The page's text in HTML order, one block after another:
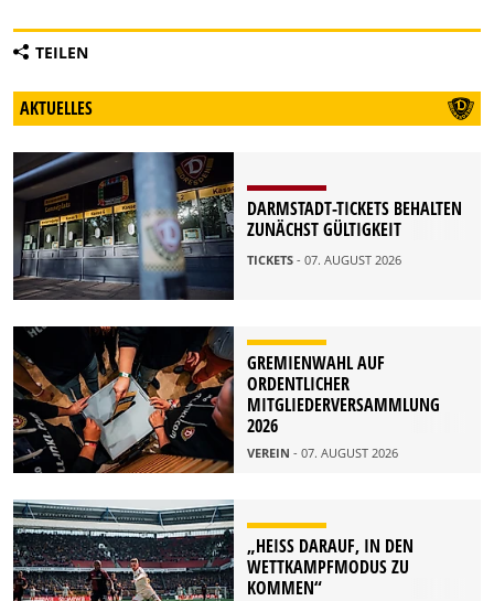
TEILEN
AKTUELLES
DARMSTADT-TICKETS BEHALTEN
ZUNÄCHST GÜLTIGKEIT
TICKETS - 07. AUGUST 2026
GREMIENWAHL AUF
ORDENTLICHER
MITGLIEDERVERSAMMLUNG
2026
VEREIN - 07. AUGUST 2026
„HEISS DARAUF, IN DEN W
ETTKAMPFMODUS ZU K
OMMEN“